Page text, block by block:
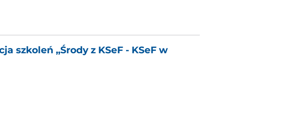
szkoleń „Środy z KSeF - KSeF w